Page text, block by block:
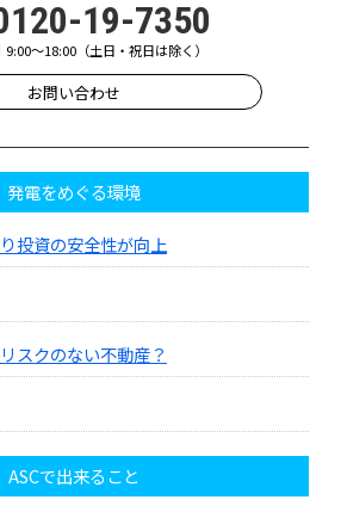
19-7350
9:00～18:00（土日・祝日は除く）
お問い合わせ
発電をめぐる環境
投資の安全性が向上
スクのない不動産？
ASCで出来ること